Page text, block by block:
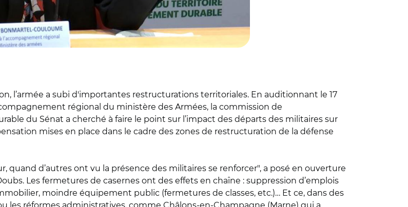
l’armée a subi d'importantes restructurations territoriales. En auditionnant le 17
régional du ministère des Armées, la commission de
du Sénat a cherché à faire le point sur l’impact des départs des militaires sur
mises en place dans le cadre des zones de restructuration de la défense
quand d’autres ont vu la présence des militaires se renforcer", a posé en ouverture
Les fermetures de casernes ont des effets en chaîne : suppression d’emplois
moindre équipement public (fermetures de classes, etc.)… Et ce, dans des